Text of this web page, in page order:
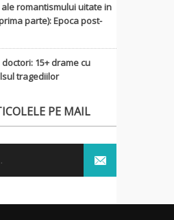
romantismului uitate in
parte): Epoca post-
15+ drame cu
tragediilor
PE MAIL